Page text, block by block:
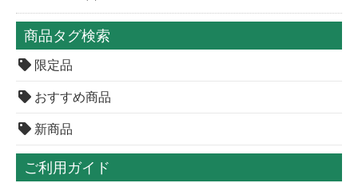
商品タグ検索
限定品
おすすめ商品
新商品
ご利用ガイド